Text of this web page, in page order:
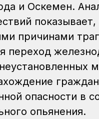
и Оскемен.
показывает,
причинами
переход
опасности в
опьянения.